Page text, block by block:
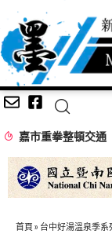
首頁 » 台中好湯溫泉季